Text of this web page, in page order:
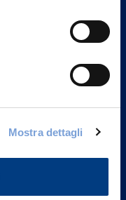
Mostra dettagli